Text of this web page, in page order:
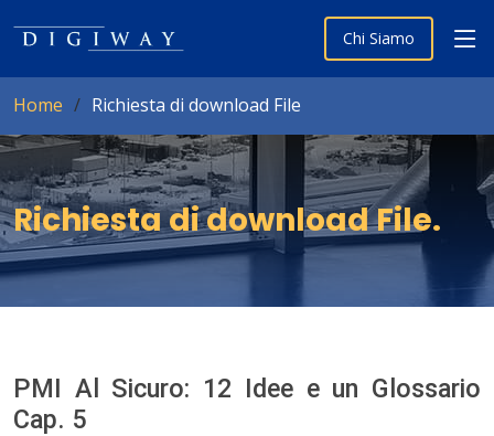
Chi Siamo
Home Richiesta di download File
Richiesta di download File.
PMI Al Sicuro: 12 Idee e un Glossario
Cap. 5